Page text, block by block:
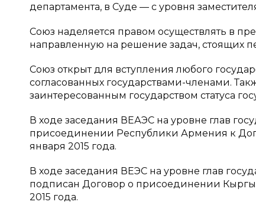
департамента, в Суде — с уровня
Союз наделяется правом осуществлять в
направленную на решение задач, стоящих
Союз открыт для вступления любого
согласованных государствами-членами.
заинтересованным государством статуса
В ходе заседания ВЕАЭС на уровне глав
присоединении Республики Армения к
января 2015 года.
В ходе заседания ВЕЭС на уровне глав
подписан Договор о присоединении
2015 года.